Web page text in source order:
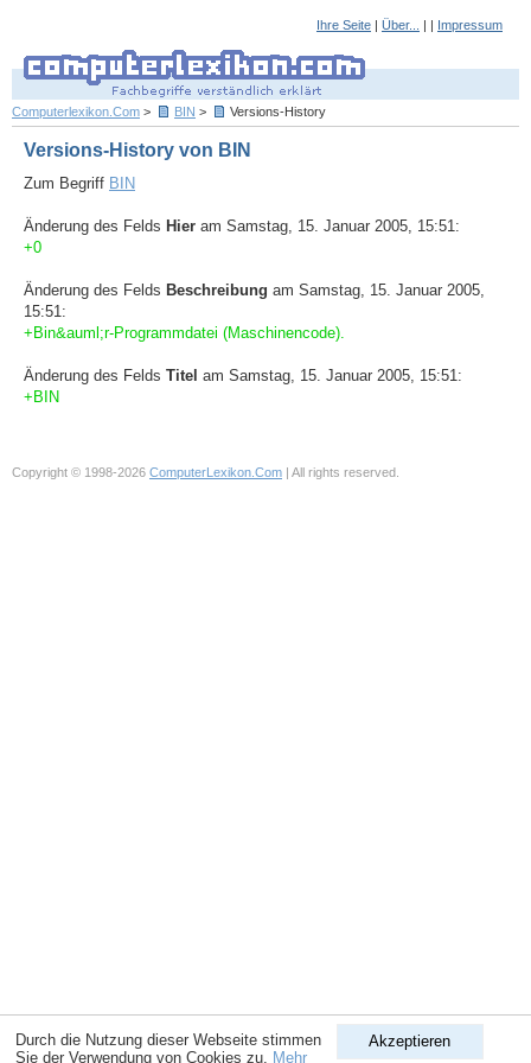
Ihre Seite | Über... | | Impressum
Computerlexikon.Com > BIN > Versions-History
Versions-History von BIN
Zum Begriff BIN
Änderung des Felds Hier am Samstag, 15. Januar 2005, 15:51:
+0
Änderung des Felds Beschreibung am Samstag, 15. Januar 2005,
15:51:
+Bin&auml;r-Programmdatei (Maschinencode).
Änderung des Felds Titel am Samstag, 15. Januar 2005, 15:51:
+BIN
Akzeptieren
Durch die Nutzung dieser Webseite stimmen
Sie der Verwendung von Cookies zu. Mehr
Copyright © 1998-2026 ComputerLexikon.Com | All rights reserved.